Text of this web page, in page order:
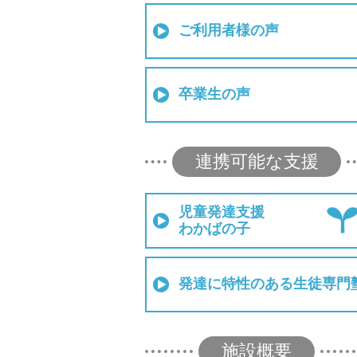
ご利用者様の声
卒業生の声
連携可能な支援
児童発達支援
わかばの子
発達に特性のある生徒専門
施設概要